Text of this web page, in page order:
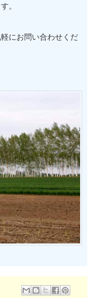
。
にお問い合わせくだ